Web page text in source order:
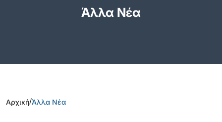
Άλλα Νέα
Αρχική/Άλλα Νέα